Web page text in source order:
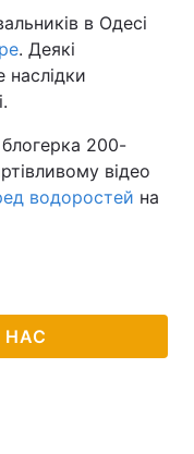
в Одесі
. Деякі
200-
відео
водоростей на
НАС